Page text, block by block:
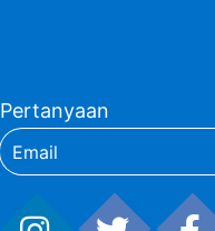
Pertanyaan